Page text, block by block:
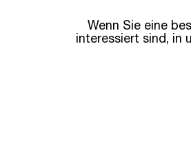
Wenn Sie eine
interessiert sind, in